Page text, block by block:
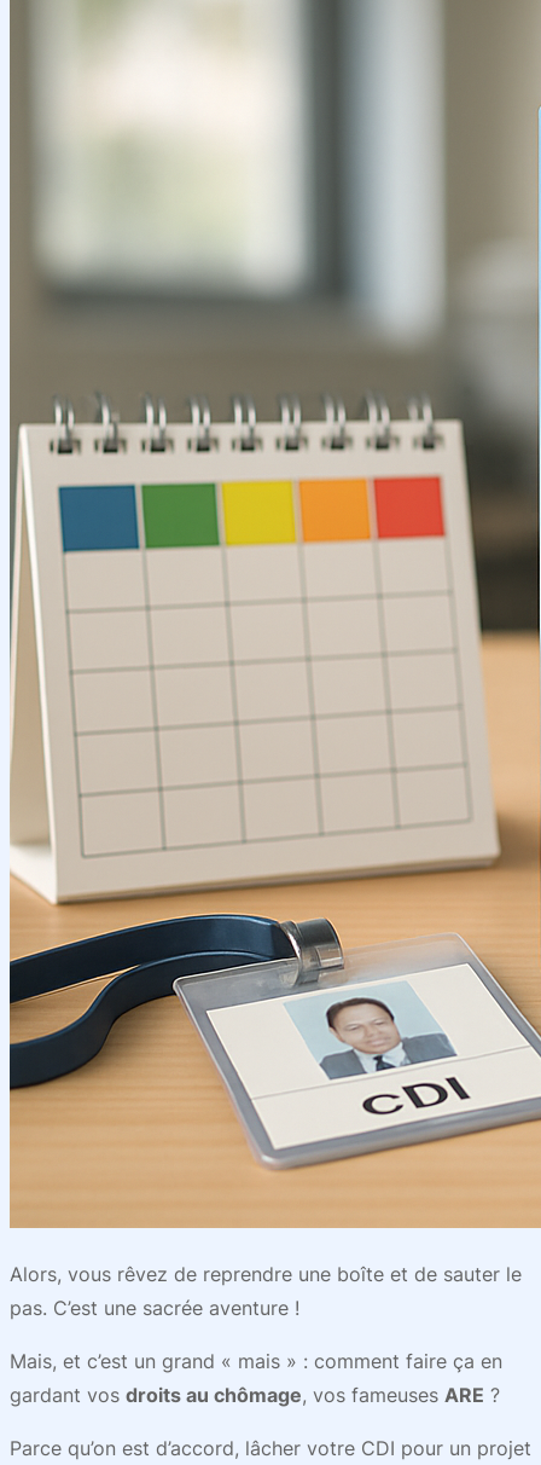
Alors, vous rêvez de reprendre une boîte et de sauter le
pas. C’est une sacrée aventure !
Mais, et c’est un grand « mais » : comment faire ça en
gardant vos droits au chômage, vos fameuses ARE ?
Parce qu’on est d’accord, lâcher votre CDI pour un projet